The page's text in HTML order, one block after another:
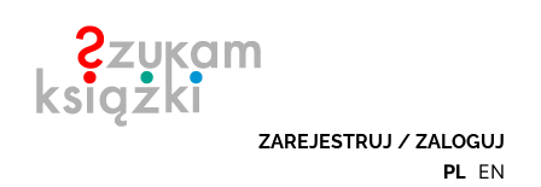
ZAREJESTRUJ / ZALOGUJ
PL EN